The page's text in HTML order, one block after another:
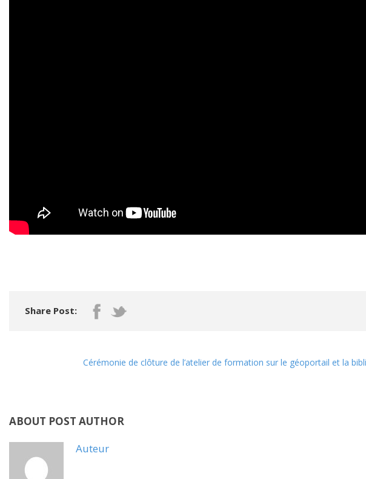
Share Post:
Cérémonie de clôture de l’atelier de formation sur le géoportail et la
ABOUT POST AUTHOR
Auteur